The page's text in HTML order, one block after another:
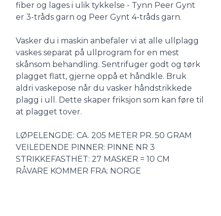
fiber og lages i ulik tykkelse - Tynn Peer Gynt
er 3-tråds garn og Peer Gynt 4-tråds garn.
Vasker du i maskin anbefaler vi at alle ullplagg
vaskes separat på ullprogram for en mest
skånsom behandling. Sentrifuger godt og tørk
plagget flatt, gjerne oppå et håndkle. Bruk
aldri vaskepose når du vasker håndstrikkede
plagg i ull. Dette skaper friksjon som kan føre til
at plagget tover.
LØPELENGDE: CA. 205 METER PR. 50 GRAM
VEILEDENDE PINNER: PINNE NR 3
STRIKKEFASTHET: 27 MASKER = 10 CM
RÅVARE KOMMER FRA: NORGE